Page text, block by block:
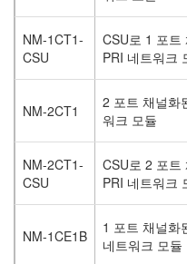
NM-1CT1-
CSU
CSU로 1 포트
PRI 네트워크
NM-2CT1
2 포트 채널화
워크 모듈
NM-2CT1-
CSU
CSU로 2 포트
PRI 네트워크
NM-1CE1B
1 포트 채널화
네트워크 모듈